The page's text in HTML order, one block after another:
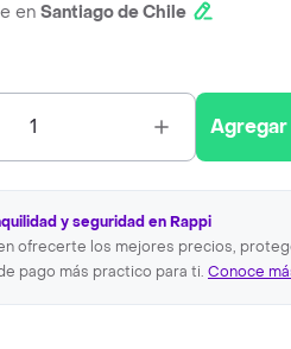
en Santiago de Chile
1 Agregar
y seguridad en Rappi
ofrecerte los mejores precios,
pago más practico para ti. Conoce